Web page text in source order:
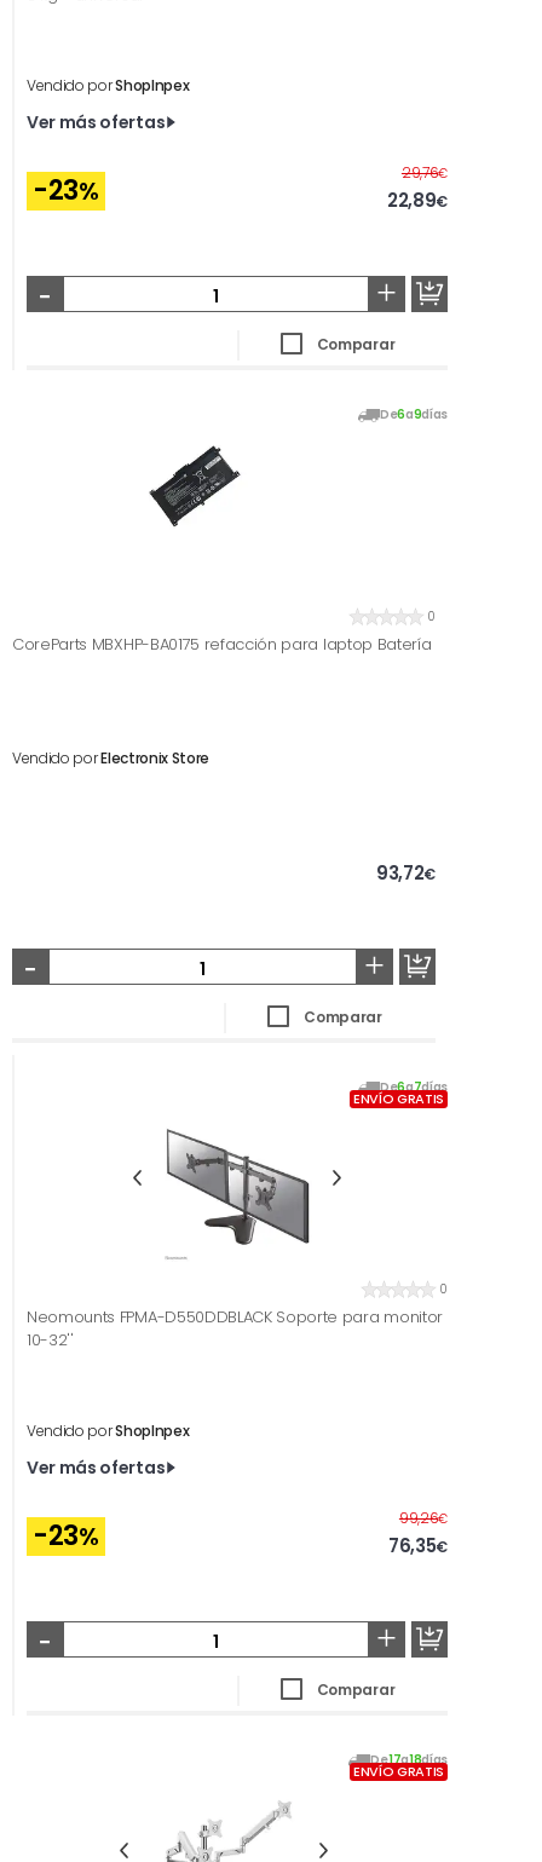
Vendido porShopInpex
Ver más ofertas
-23%
29,76€Antes
22,89€
- +
Comparar
De6a9días
0
CoreParts MBXHP-BA0175 refacción para laptop Batería
Vendido porElectronix Store
93,72€
- +
Comparar
De6a7días
ENVÍO GRATIS
0
Neomounts FPMA-D550DDBLACK Soporte para monitor
10-32''
Vendido porShopInpex
Ver más ofertas
-23%
99,26€Antes
76,35€
- +
Comparar
De17a18días
ENVÍO GRATIS